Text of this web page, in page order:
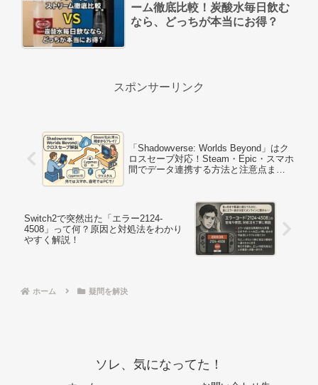
ーム徹底比較！炭酸水毎日飲む
なら、どっちが本当にお得？
スポンサーリンク
「Shadowverse: Worlds Beyond」はク
ロスセーブ対応！Steam・Epic・スマホ
間でデータ連携する方法と注意点まと
Switch2で突然出た「エラー2124-
4508」って何？原因と対処法をわかり
やすく解説！
ホーム 疑問を解決
ソレ、気になってた！